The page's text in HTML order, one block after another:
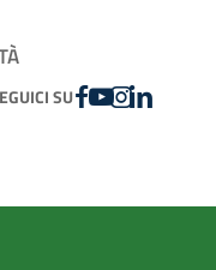
SUFACEBOOK
YOUTUBE
INSTAGRAM
LINKEDIN